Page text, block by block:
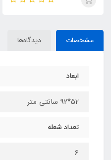
مشخصات دیدگاه‌ها
ابعاد
52*92 سانتی متر
تعداد شعله
6